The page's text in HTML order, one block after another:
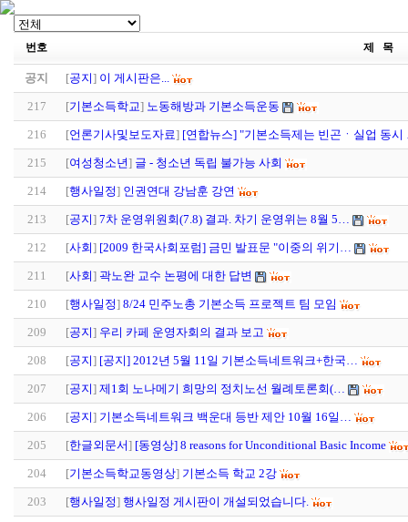
번호 제 목
공지 [공지] 이 게시판은...
217 [기본소득학교] 노동해방과 기본소득운동
216 [언론기사및보도자료] [연합뉴스] "기본소득제는 빈곤ㆍ실업 동
215 [여성청소년] 글 - 청소년 독립 불가능 사회
214 [행사일정] 인권연대 강남훈 강연
213 [공지] 7차 운영위원회(7.8) 결과. 차기 운영위는 8월 5…
212 [사회] [2009 한국사회포럼] 금민 발표문 "이중의 위기…
211 [사회] 곽노완 교수 논평에 대한 답변
210 [행사일정] 8/24 민주노총 기본소득 프로젝트 팀 모임
209 [공지] 우리 카페 운영자회의 결과 보고
208 [공지] [공지] 2012년 5월 11일 기본소득네트워크+한국…
207 [공지] 제1회 노나메기 희망의 정치노선 월례토론회(…
206 [공지] 기본소득네트워크 백운대 등반 제안 10월 16일…
205 [한글외문서] [동영상] 8 reasons for Unconditional Basic Income
204 [기본소득학교동영상] 기본소득 학교 2강
203 [행사일정] 행사일정 게시판이 개설되었습니다.